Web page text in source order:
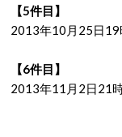
【5件目】
2013年10月25日
【6件目】
2013年11月2日21